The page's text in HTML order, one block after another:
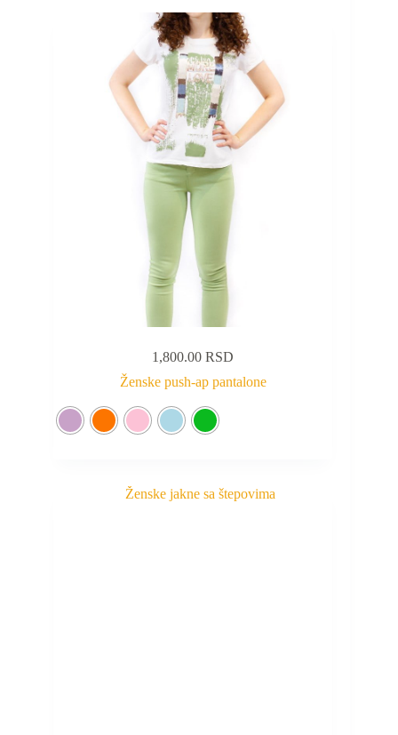
1,800.00RSD
Ženske push-ap pantalone